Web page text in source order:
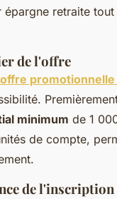
retraite
de l'offre
minimum de 1
de compte,
de